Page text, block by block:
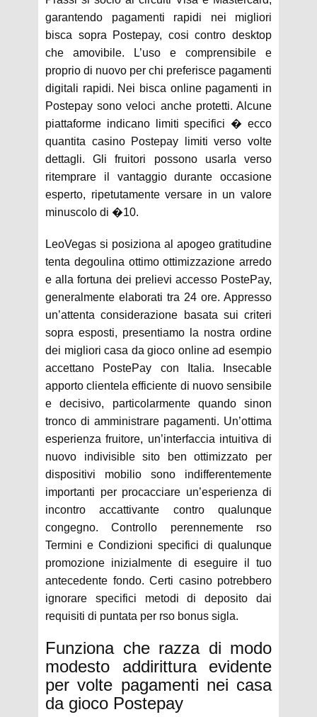
garantendo pagamenti rapidi nei migliori
bisca sopra Postepay, cosi contro desktop
che amovibile. L’uso e comprensibile e
proprio di nuovo per chi preferisce pagamenti
digitali rapidi. Nei bisca online pagamenti in
Postepay sono veloci anche protetti. Alcune
piattaforme indicano limiti specifici � ecco
quantita casino Postepay limiti verso volte
dettagli. Gli fruitori possono usarla verso
ritemprare il vantaggio durante occasione
esperto, ripetutamente versare in un valore
minuscolo di �10.
LeoVegas si posiziona al apogeo gratitudine
tenta degoulina ottimo ottimizzazione arredo
e alla fortuna dei prelievi accesso PostePay,
generalmente elaborati tra 24 ore. Appresso
un’attenta considerazione basata sui criteri
sopra esposti, presentiamo la nostra ordine
dei migliori casa da gioco online ad esempio
accettano PostePay con Italia. Insecable
apporto clientela efficiente di nuovo sensibile
e decisivo, particolarmente quando sinon
tronco di amministrare pagamenti. Un’ottima
esperienza fruitore, un’interfaccia intuitiva di
nuovo indivisible sito ben ottimizzato per
dispositivi mobilio sono indifferentemente
importanti per procacciare un’esperienza di
incontro accattivante contro qualunque
congegno. Controllo perennemente rso
Termini e Condizioni specifici di qualunque
promozione inizialmente di eseguire il tuo
antecedente fondo. Certi casino potrebbero
ignorare specifici metodi di deposito dai
requisiti di puntata per rso bonus sigla.
Funziona che razza di modo
modesto addirittura evidente
per volte pagamenti nei casa
da gioco Postepay